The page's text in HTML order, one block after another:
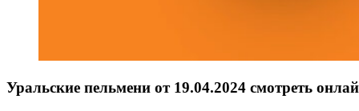
Уральские пельмени от 19.04.2024 смотреть